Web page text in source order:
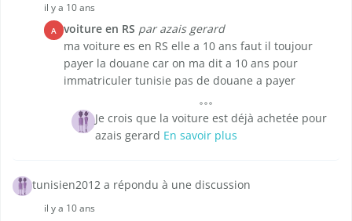
il y a 10 ans
A voiture en RS par azais gerard
ma voiture es en RS elle a 10 ans faut il toujour
payer la douane car on ma dit a 10 ans pour
immatriculer tunisie pas de douane a payer
Je crois que la voiture est déjà achetée pour
azais gerard En savoir plus
tunisien2012 a répondu à une discussion
il y a 10 ans